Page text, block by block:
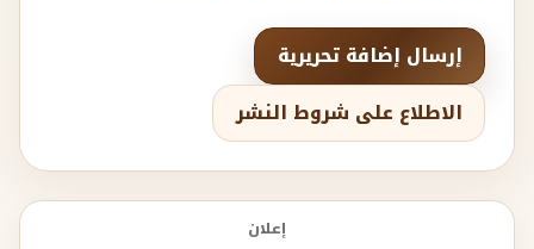
إرسال إضافة تحريرية
الاطلاع على شروط النشر
إعلان